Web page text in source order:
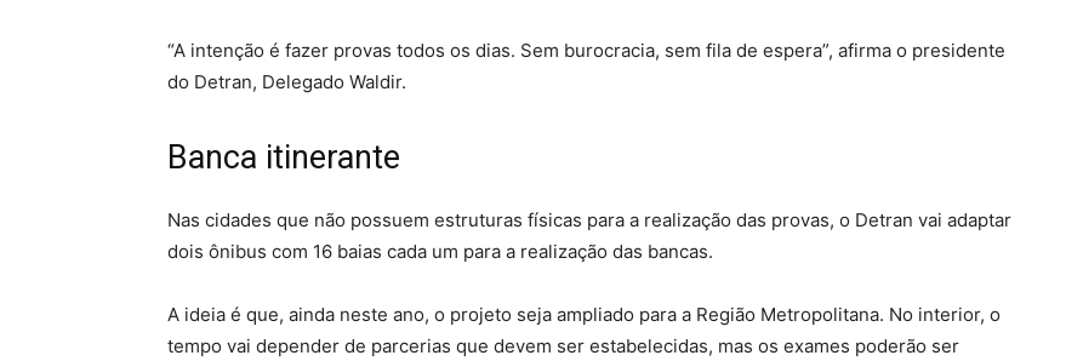
“A intenção é fazer provas todos os dias. Sem burocracia, sem fila de espera”, afirma o presidente
do Detran, Delegado Waldir.
Banca itinerante
Nas cidades que não possuem estruturas físicas para a realização das provas, o Detran vai adaptar
dois ônibus com 16 baias cada um para a realização das bancas.
A ideia é que, ainda neste ano, o projeto seja ampliado para a Região Metropolitana. No interior, o
tempo vai depender de parcerias que devem ser estabelecidas, mas os exames poderão ser